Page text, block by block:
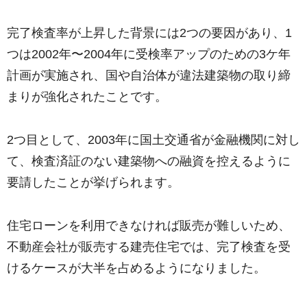
完了検査率が上昇した背景には2つの要因があり、1
つは2002年〜2004年に受検率アップのための3ケ年
計画が実施され、国や自治体が違法建築物の取り締
まりが強化されたことです。
2つ目として、2003年に国土交通省が金融機関に対し
て、検査済証のない建築物への融資を控えるように
要請したことが挙げられます。
住宅ローンを利用できなければ販売が難しいため、
不動産会社が販売する建売住宅では、完了検査を受
けるケースが大半を占めるようになりました。